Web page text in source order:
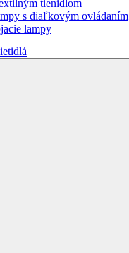
tienidlom
s diaľkovým ovládaním
lampy